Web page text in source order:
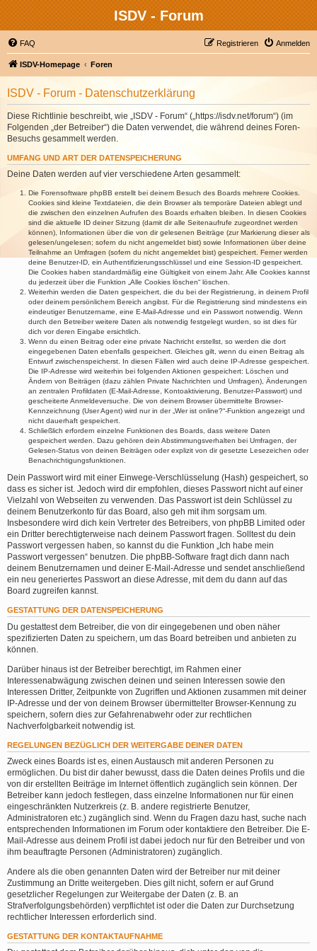
ISDV - Forum
FAQ Anmelden
Registrieren
ISDV-Homepage Foren
ISDV - Forum - Datenschutzerklärung
Diese Richtlinie beschreibt, wie „ISDV - Forum“ („https://isdv.net/forum“) (im
Folgenden „der Betreiber“) die Daten verwendet, die während deines Foren-
Besuchs gesammelt werden.
UMFANG UND ART DER DATENSPEICHERUNG
Deine Daten werden auf vier verschiedene Arten gesammelt:
Die Forensoftware phpBB erstellt bei deinem Besuch des Boards mehrere Cookies.
Cookies sind kleine Textdateien, die dein Browser als temporäre Dateien ablegt und
die zwischen den einzelnen Aufrufen des Boards erhalten bleiben. In diesen Cookies
sind die aktuelle ID deiner Sitzung (damit dir alle Seitenaufrufe zugeordnet werden
können), Informationen über die von dir gelesenen Beiträge (zur Markierung dieser als
gelesen/ungelesen; sofern du nicht angemeldet bist) sowie Informationen über deine
Teilnahme an Umfragen (sofern du nicht angemeldet bist) gespeichert. Ferner werden
deine Benutzer-ID, ein Authentifizierungsschlüssel und eine Session-ID gespeichert.
Die Cookies haben standardmäßig eine Gültigkeit von einem Jahr. Alle Cookies kannst
du jederzeit über die Funktion „Alle Cookies löschen“ löschen.
Weiterhin werden die Daten gespeichert, die du bei der Registrierung, in deinem Profil
oder deinem persönlichem Bereich angibst. Für die Registrierung sind mindestens ein
eindeutiger Benutzername, eine E-Mail-Adresse und ein Passwort notwendig. Wenn
durch den Betreiber weitere Daten als notwendig festgelegt wurden, so ist dies für
dich vor deren Eingabe ersichtlich.
Wenn du einen Beitrag oder eine private Nachricht erstellst, so werden die dort
eingegebenen Daten ebenfalls gespeichert. Gleiches gilt, wenn du einen Beitrag als
Entwurf zwischenspeicherst. In diesen Fällen wird auch deine IP-Adresse gespeichert.
Die IP-Adresse wird weiterhin bei folgenden Aktionen gespeichert: Löschen und
Ändern von Beiträgen (dazu zählen Private Nachrichten und Umfragen), Änderungen
an zentralen Profildaten (E-Mail-Adresse, Kontoaktivierung, Benutzer-Passwort) und
gescheiterte Anmeldeversuche. Die von deinem Browser übermittelte Browser-
Kennzeichnung (User Agent) wird nur in der „Wer ist online?“-Funktion angezeigt und
nicht dauerhaft gespeichert.
Schließlich erfordern einzelne Funktionen des Boards, dass weitere Daten
gespeichert werden. Dazu gehören dein Abstimmungsverhalten bei Umfragen, der
Gelesen-Status von deinen Beiträgen oder explizit von dir gesetzte Lesezeichen oder
Benachrichtigungsfunktionen.
Dein Passwort wird mit einer Einwege-Verschlüsselung (Hash) gespeichert, so
dass es sicher ist. Jedoch wird dir empfohlen, dieses Passwort nicht auf einer
Vielzahl von Webseiten zu verwenden. Das Passwort ist dein Schlüssel zu
deinem Benutzerkonto für das Board, also geh mit ihm sorgsam um.
Insbesondere wird dich kein Vertreter des Betreibers, von phpBB Limited oder
ein Dritter berechtigterweise nach deinem Passwort fragen. Solltest du dein
Passwort vergessen haben, so kannst du die Funktion „Ich habe mein
Passwort vergessen“ benutzen. Die phpBB-Software fragt dich dann nach
deinem Benutzernamen und deiner E-Mail-Adresse und sendet anschließend
ein neu generiertes Passwort an diese Adresse, mit dem du dann auf das
Board zugreifen kannst.
GESTATTUNG DER DATENSPEICHERUNG
Du gestattest dem Betreiber, die von dir eingegebenen und oben näher
spezifizierten Daten zu speichern, um das Board betreiben und anbieten zu
können.
Darüber hinaus ist der Betreiber berechtigt, im Rahmen einer
Interessenabwägung zwischen deinen und seinen Interessen sowie den
Interessen Dritter, Zeitpunkte von Zugriffen und Aktionen zusammen mit deiner
IP-Adresse und der von deinem Browser übermittelter Browser-Kennung zu
speichern, sofern dies zur Gefahrenabwehr oder zur rechtlichen
Nachverfolgbarkeit notwendig ist.
REGELUNGEN BEZÜGLICH DER WEITERGABE DEINER DATEN
Zweck eines Boards ist es, einen Austausch mit anderen Personen zu
ermöglichen. Du bist dir daher bewusst, dass die Daten deines Profils und die
von dir erstellten Beiträge im Internet öffentlich zugänglich sein können. Der
Betreiber kann jedoch festlegen, dass einzelne Informationen nur für einen
eingeschränkten Nutzerkreis (z. B. andere registrierte Benutzer,
Administratoren etc.) zugänglich sind. Wenn du Fragen dazu hast, suche nach
entsprechenden Informationen im Forum oder kontaktiere den Betreiber. Die E-
Mail-Adresse aus deinem Profil ist dabei jedoch nur für den Betreiber und von
ihm beauftragte Personen (Administratoren) zugänglich.
Andere als die oben genannten Daten wird der Betreiber nur mit deiner
Zustimmung an Dritte weitergeben. Dies gilt nicht, sofern er auf Grund
gesetzlicher Regelungen zur Weitergabe der Daten (z. B. an
Strafverfolgungsbehörden) verpflichtet ist oder die Daten zur Durchsetzung
rechtlicher Interessen erforderlich sind.
GESTATTUNG DER KONTAKTAUFNAHME